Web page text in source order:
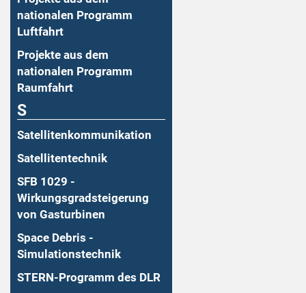
nationalen Programm
Luftfahrt
Projekte aus dem
nationalen Programm
Raumfahrt
S
Satellitenkommunikation
Satellitentechnik
SFB 1029 -
Wirkungsgradsteigerung
von Gasturbinen
Space Debris -
Simulationstechnik
STERN-Programm des DLR